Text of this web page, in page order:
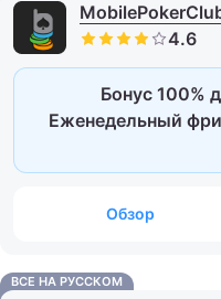
Бонус 100%
Еженедельный
Обзор
ВСЕ НА РУССКОМ